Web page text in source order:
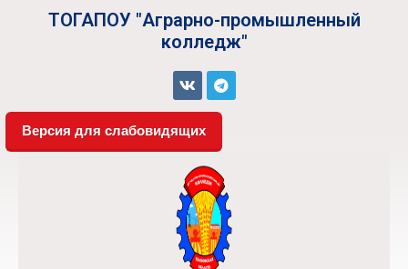
ТОГАПОУ "Аграрно-промышленный
колледж"
Версия для слабовидящих